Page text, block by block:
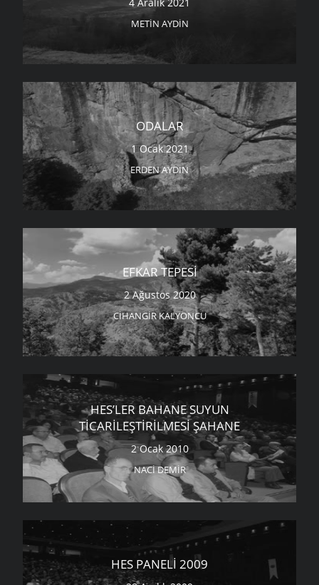
METIN AYDIN
ODALAR
1 Ocak 2021
ERDEN AYDIN
EFKAR TEPESI
2 Ağustos 2020
CIHANGIR KALYONCU
HES’LER BAHANE SUYUN
TICARILEŞTIRILMESI ŞAHANE
2 Ocak 2010
NACI DEMIR
HES PANELI 2009